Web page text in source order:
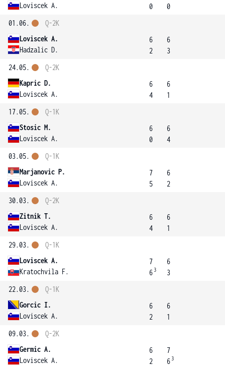
Loviscek A.
0
0
01.06.
Loviscek A.
Hadzalic D.
Q-2K
6
2
6
3
24.05.
Kapric D.
Loviscek A.
Q-2K
6
4
6
1
17.05.
Stosic M.
Loviscek A.
Q-1K
6
0
6
4
03.05.
Marjanovic P.
Loviscek A.
Q-1K
7
5
6
2
30.03.
Zitnik T.
Loviscek A.
Q-2K
6
4
6
1
29.03.
Loviscek A.
Kratochvila F.
Q-1K
7
6 3
6
3
22.03.
Gorcic I.
Loviscek A.
Q-1K
6
2
6
1
09.03.
Germic A.
Loviscek A.
Q-2K
6
2
7
6 3